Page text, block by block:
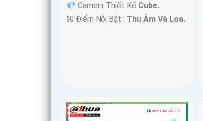
💎 Camera Thiết Kế Cube.
️⌘ Điểm Nỗi Bật : Thu Âm Và Loa.